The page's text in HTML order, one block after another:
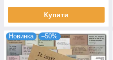
Купити
Новинка –50%